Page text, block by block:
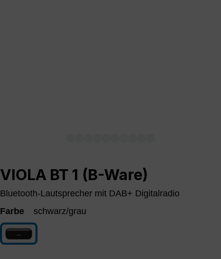
VIOLA BT 1 (B-Ware)
Bluetooth-Lautsprecher mit DAB+ Digitalradio
Farbe
schwarz/grau
schwarz/grau